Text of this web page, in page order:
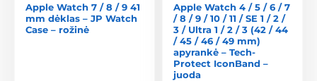
Apple Watch 7 / 8 / 9 41
mm dėklas – JP Watch
Case – rožinė
Apple Watch 4 / 5 / 6 / 7
/ 8 / 9 / 10 / 11 / SE 1 / 2 /
3 / Ultra 1 / 2 / 3 (42 / 44
/ 45 / 46 / 49 mm)
apyrankė – Tech-
Protect IconBand –
juoda